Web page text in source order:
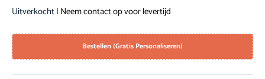
Uitverkocht| Neem contact op voor levertijd
Bestellen (Gratis Personaliseren)